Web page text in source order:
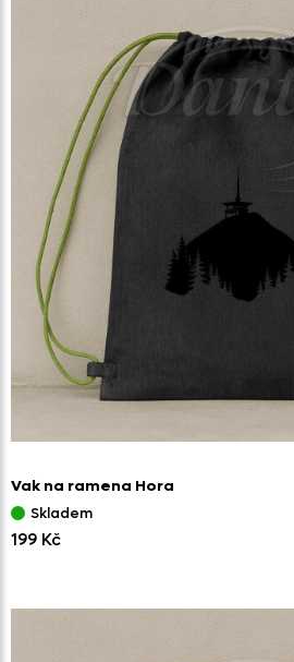
Vak na ramena Hora
Skladem
199 Kč